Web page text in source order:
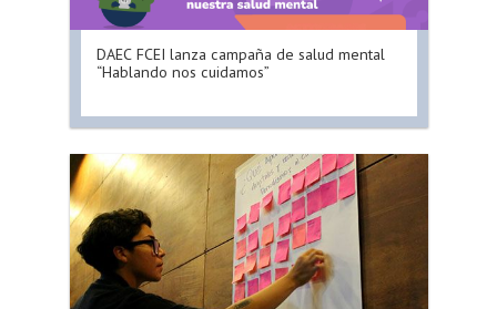
DAEC FCEI lanza campaña de salud mental
“Hablando nos cuidamos”